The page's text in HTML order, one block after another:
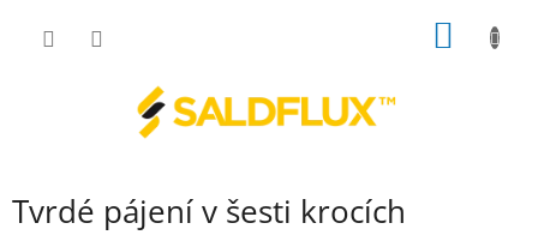
Tvrdé pájení v šesti krocích